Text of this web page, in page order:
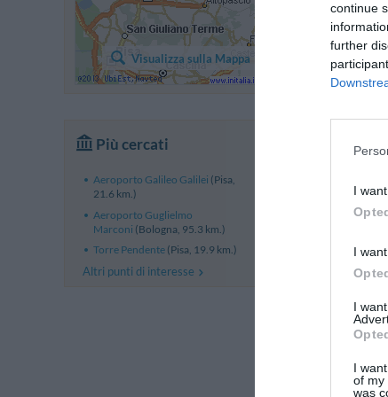
continue
further
I
I
I
I
of my
was
Visualizza sulla Mappa
Più cercati
Aeroporto Galileo Galilei (Pisa,
21.6 km.)
Aeroporto Guglielmo
Marconi (Bologna, 95.3 km.)
Torre Pendente (Pisa, 19.9 km.)
Altri punti di interesse